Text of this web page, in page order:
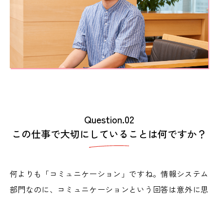
Question.02
この仕事で大切にしていることは何ですか？
何よりも「コミュニケーション」ですね。情報システム
部門なのに、コミュニケーションという回答は意外に思